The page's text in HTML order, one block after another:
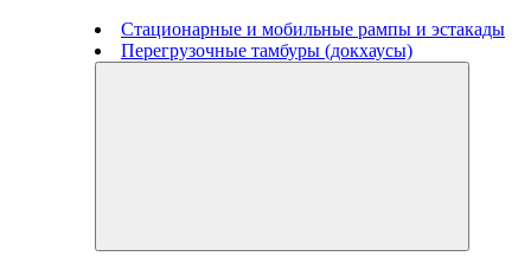
Стационарные и мобильные рампы и эстакады
Перегрузочные тамбуры (докхаусы)